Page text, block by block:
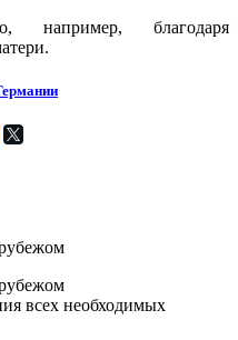
благодаря
всех необходимых